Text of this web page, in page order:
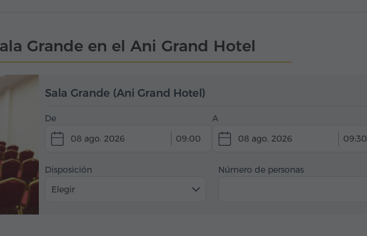
Grande en el Ani Grand Hotel
Sala Grande (Ani Grand Hotel)
De
08 ago. 2026
09:00
A
08 ago. 2026
09:30
Disposición
Elegir
Número de personas